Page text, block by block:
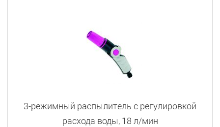
3-режимный распылитель с регулировкой
расхода воды, 18 л/мин